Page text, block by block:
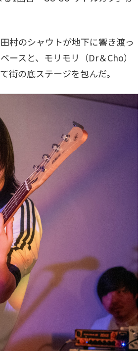
村のシャウトが地下に響き渡っ
ースと、モリモリ（Dr＆Cho）
街の底ステージを包んだ。